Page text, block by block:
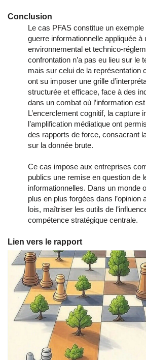
Conclusion
Le cas PFAS constitue un
guerre informationnelle appliquée à
environnemental et technico-
confrontation n’a pas eu lieu sur le
mais sur celui de la représentation
ont su imposer une grille
structurée et efficace, face à des
dans un combat où l’information
L’encerclement cognitif, la capture
l’amplification médiatique ont
des rapports de force, consacrant
sur la donnée brute.
Ce cas impose aux entreprises
publics une remise en question de
informationnelles. Dans un monde
plus en plus forgées dans l’opinion
lois, maîtriser les outils de
compétence stratégique centrale.
Lien vers le rapport